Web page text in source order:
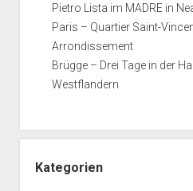
Pietro Lista im MADRE in
Paris – Quartier Saint-
Arrondissement
Brügge – Drei Tage in der
Westflandern
Kategorien